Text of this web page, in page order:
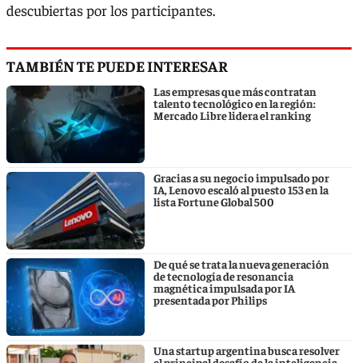
descubiertas por los participantes.
TAMBIÉN TE PUEDE INTERESAR
Las empresas que más contratan
talento tecnológico en la región:
Mercado Libre lidera el ranking
Gracias a su negocio impulsado por
IA, Lenovo escaló al puesto 153 en la
lista Fortune Global 500
De qué se trata la nueva generación
de tecnología de resonancia
magnética impulsada por IA
presentada por Philips
Una startup argentina busca resolver